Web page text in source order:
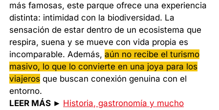
más famosas, este parque ofrece una experiencia
distinta: intimidad con la biodiversidad. La
sensación de estar dentro de un ecosistema que
respira, suena y se mueve con vida propia es
incomparable. Además,aún no recibe el turismo
masivo, lo que lo convierte en una joya para los
viajeros que buscan conexión genuina con el
entorno.
LEER MÁS ► Historia, gastronomía y mucho